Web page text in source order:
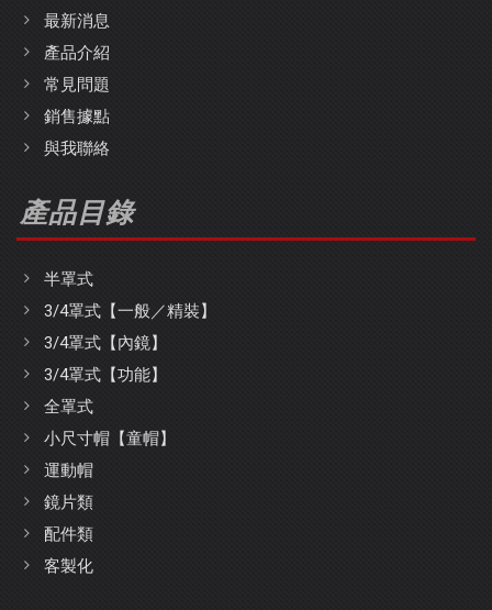
最新消息
產品介紹
常見問題
銷售據點
與我聯絡
產品目錄
半罩式
3/4罩式【一般／精裝】
3/4罩式【內鏡】
3/4罩式【功能】
全罩式
小尺寸帽【童帽】
運動帽
鏡片類
配件類
客製化